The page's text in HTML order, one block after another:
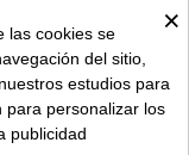
×
las cookies se
del sitio,
estudios para
para personalizar los
publicidad